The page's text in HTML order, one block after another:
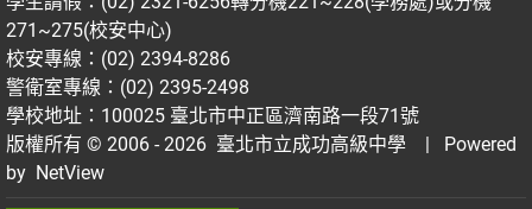
271~275(校安中心)
校安專線：(02) 2394-8286
警衛室專線：(02) 2395-2498
學校地址：100025 臺北市中正區濟南路一段71號
版權所有 © 2006 - 2026 臺北市立成功高級中學
| Powered
by NetView